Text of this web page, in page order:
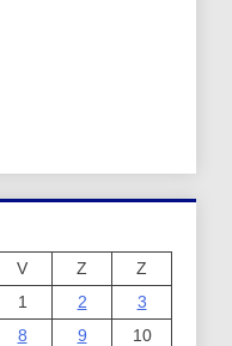
V Z
Z
1
2
3
8 9
10